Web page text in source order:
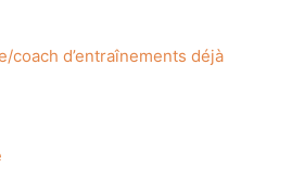
coach d’entraînements déjà